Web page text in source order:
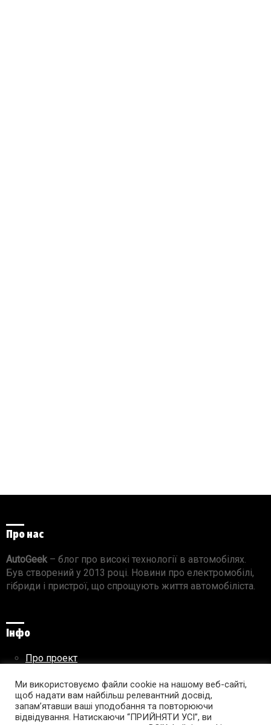
Про нас
AutoGeek– блог про високі технології в автомобілях.
Був створений у 2013 році. Новини про електромобілі,
гібриди і пристрої, що спрощують життя автомобіліста.
Інфо
Про проект
Правила використання матеріалів
Ми використовуємо файли cookie на нашому веб-сайті,
щоб надати вам найбільш релевантний досвід,
запам’ятавши ваші уподобання та повторюючи
відвідування. Натискаючи “ПРИЙНЯТИ УСІ”, ви